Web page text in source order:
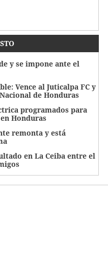
y se impone ante el
Vence al Juticalpa FC y
de Honduras
programados para
Honduras
remonta y está
en La Ceiba entre el